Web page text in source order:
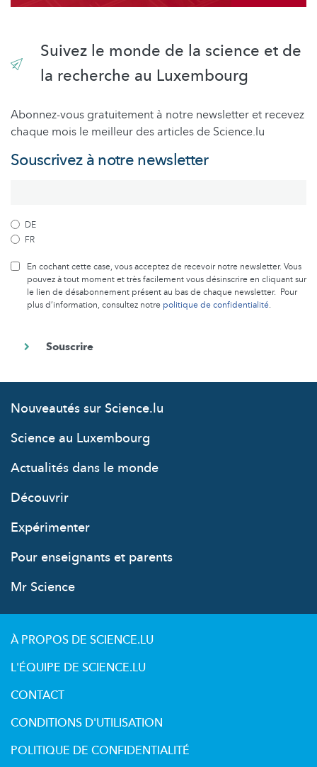
Suivez le monde de la science et de
la recherche au Luxembourg
Abonnez-vous gratuitement à notre newsletter et recevez
chaque mois le meilleur des articles de Science.lu
Souscrivez à notre newsletter
DE
FR
En cochant cette case, vous acceptez de recevoir notre newsletter. Vous
pouvez à tout moment et très facilement vous désinscrire en cliquant sur
le lien de désabonnement présent au bas de chaque newsletter. Pour
plus d’information, consultez notre politique de confidentialité.
Nouveautés sur Science.lu
Science au Luxembourg
Actualités dans le monde
Découvrir
Expérimenter
Pour enseignants et parents
Mr Science
À PROPOS DE SCIENCE.LU
L'ÉQUIPE DE SCIENCE.LU
CONTACT
CONDITIONS D'UTILISATION
POLITIQUE DE CONFIDENTIALITÉ